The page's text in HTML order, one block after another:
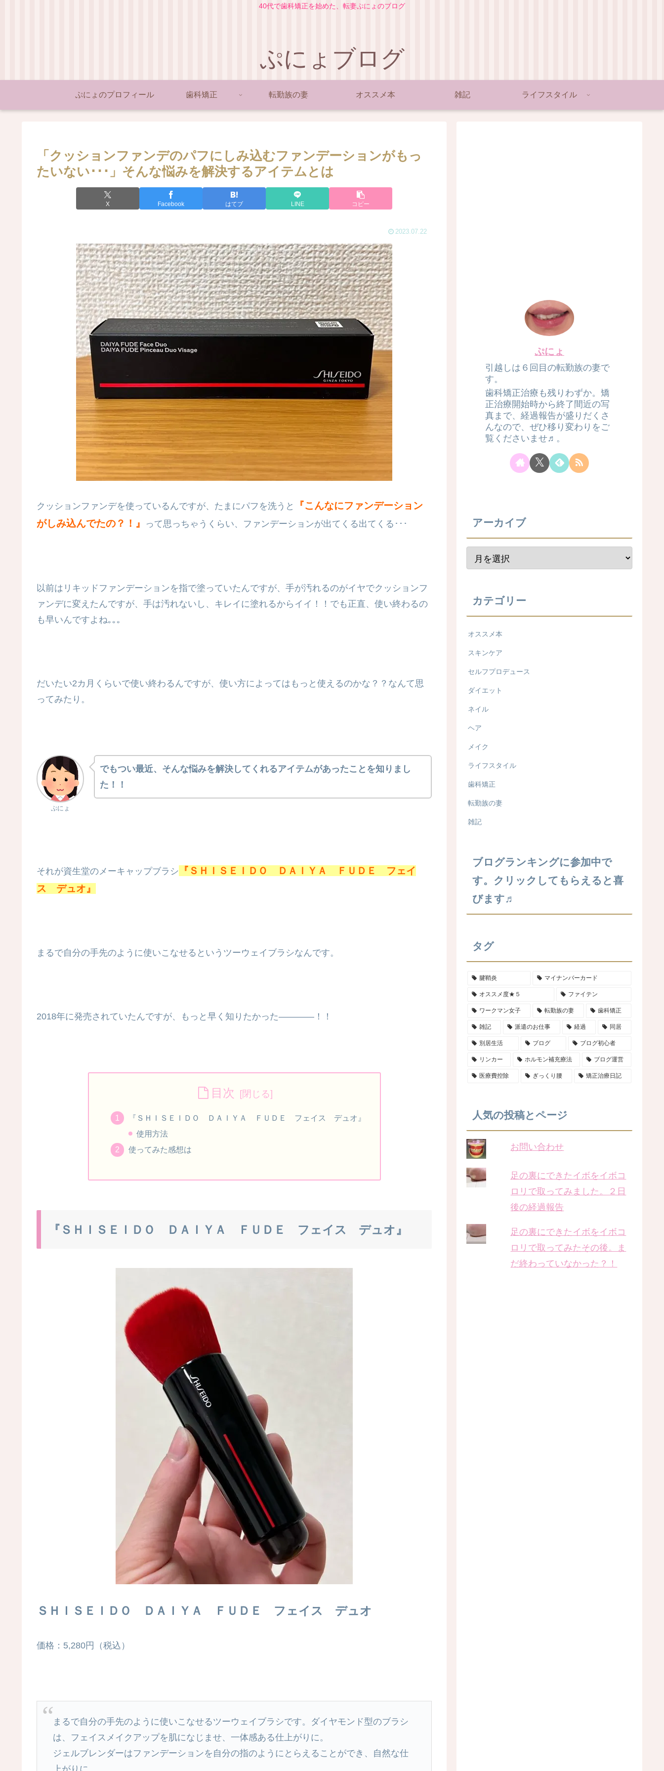
40代で歯科矯正を始めた、転妻ぷにょのブログ
ぷにょブログ
ぷにょのプロフィール 歯科矯正 転勤族の妻 オススメ本 雑記 ライフスタイル
「クッションファンデのパフにしみ込むファンデーションがもっ
たいない･･･」そんな悩みを解決するアイテムとは
X Facebook はてブ LINE コピー
2023.07.22
クッションファンデを使っているんですが、たまにパフを洗うと
『こんなにファンデーション
がしみ込んでたの？！』
って思っちゃうくらい、ファンデーションが出てくる出てくる･･･
以前はリキッドファンデーションを指で塗っていたんですが、手が汚れるのがイヤでクッションフ
ァンデに変えたんですが、手は汚れないし、キレイに塗れるからイイ！！でも正直、使い終わるの
も早いんですよね｡｡｡
だいたい2カ月くらいで使い終わるんですが、使い方によってはもっと使えるのかな？？なんて思
ってみたり。
ぷにょ
でもつい最近、そんな悩みを解決してくれるアイテムがあったことを知りまし
た！！
それが資生堂のメーキャップブラシ 『ＳＨＩＳＥＩＤＯ ＤＡＩＹＡ ＦＵＤＥ フェイ
ス デュオ』
まるで自分の手先のように使いこなせるというツーウェイブラシなんです。
2018年に発売されていたんですが、もっと早く知りたかった――――！！
目次
『ＳＨＩＳＥＩＤＯ ＤＡＩＹＡ ＦＵＤＥ フェイス デュオ』
使用方法
使ってみた感想は
『ＳＨＩＳＥＩＤＯ ＤＡＩＹＡ ＦＵＤＥ フェイス デュオ』
ＳＨＩＳＥＩＤＯ ＤＡＩＹＡ ＦＵＤＥ フェイス デュオ
価格：5,280円（税込）
まるで自分の手先のように使いこなせるツーウェイブラシです。ダイヤモンド型のブラシ
は、フェイスメイクアップを肌になじませ、一体感ある仕上がりに。
ジェルブレンダーはファンデーションを自分の指のようにとらえることができ、自然な仕
ぷにょ
引越しは６回目の転勤族の妻で
す。
歯科矯正治療も残りわずか。矯
正治療開始時から終了間近の写
真まで、経過報告が盛りだくさ
んなので、ぜひ移り変わりをご
覧くださいませ♬。
アーカイブ
カテゴリー
オススメ本
スキンケア
セルフプロデュース
ダイエット
ネイル
ヘア
メイク
ライフスタイル
歯科矯正
転勤族の妻
雑記
ブログランキングに参加中で
す。クリックしてもらえると喜
びます♬
タグ
腱鞘炎 マイナンバーカード
オススメ度★５ ファイテン
ワークマン女子 転勤族の妻 歯科矯正
雑記 派遣のお仕事 経過 同居
別居生活 ブログ ブログ初心者
リンカー ホルモン補充療法 ブログ運営
医療費控除 ぎっくり腰 矯正治療日記
人気の投稿とページ
お問い合わせ
足の裏にできたイボをイボコ
ロリで取ってみました。２日
後の経過報告
足の裏にできたイボをイボコ
ロリで取ってみたその後。ま
だ終わっていなかった？！